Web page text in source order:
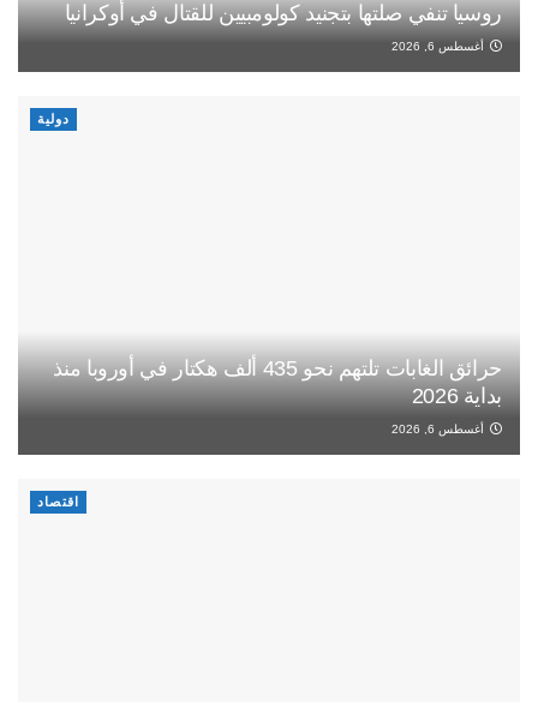
روسيا تنفي صلتها بتجنيد كولومبيين للقتال في أوكرانيا
أغسطس 6, 2026
دولية
حرائق الغابات تلتهم نحو 435 ألف هكتار في أوروبا منذ
بداية 2026
أغسطس 6, 2026
اقتصاد